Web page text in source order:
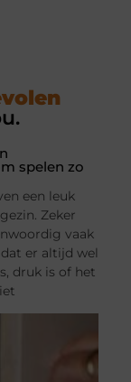
spelen zo
een leuk
Zeker
vaak
er altijd wel
druk is of het